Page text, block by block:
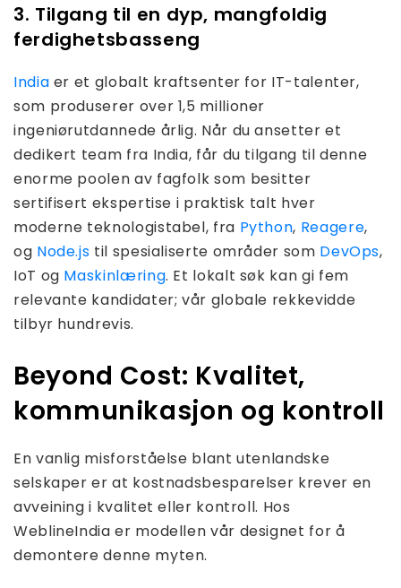
3. Tilgang til en dyp, mangfoldig
ferdighetsbasseng
India er et globalt kraftsenter for IT-talenter,
som produserer over 1,5 millioner
ingeniørutdannede årlig. Når du ansetter et
dedikert team fra India, får du tilgang til denne
enorme poolen av fagfolk som besitter
sertifisert ekspertise i praktisk talt hver
moderne teknologistabel, fra Python, Reagere,
og Node.js til spesialiserte områder som DevOps,
IoT og Maskinlæring. Et lokalt søk kan gi fem
relevante kandidater; vår globale rekkevidde
tilbyr hundrevis.
Beyond Cost: Kvalitet,
kommunikasjon og kontroll
En vanlig misforståelse blant utenlandske
selskaper er at kostnadsbesparelser krever en
avveining i kvalitet eller kontroll. Hos
WeblineIndia er modellen vår designet for å
demontere denne myten.